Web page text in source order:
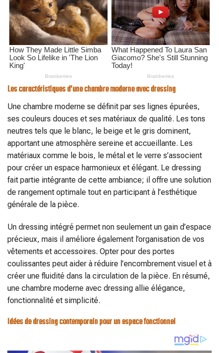
Les caractéristiques d’une chambre moderne avec dressing
Une chambre moderne se définit par ses lignes épurées,
ses couleurs douces et ses matériaux de qualité. Les tons
neutres tels que le blanc, le beige et le gris dominent,
apportant une atmosphère sereine et accueillante. Les
matériaux comme le bois, le métal et le verre s’associent
pour créer un espace harmonieux et élégant. Le dressing
fait partie intégrante de cette ambiance; il offre une solution
de rangement optimale tout en participant à l’esthétique
générale de la pièce.
Un dressing intégré permet non seulement un gain d’espace
précieux, mais il améliore également l’organisation de vos
vêtements et accessoires. Opter pour des portes
coulissantes peut aider à réduire l’encombrement visuel et à
créer une fluidité dans la circulation de la pièce. En résumé,
une chambre moderne avec dressing allie élégance,
fonctionnalité et simplicité.
Idées de dressing contemporain pour un espace fonctionnel